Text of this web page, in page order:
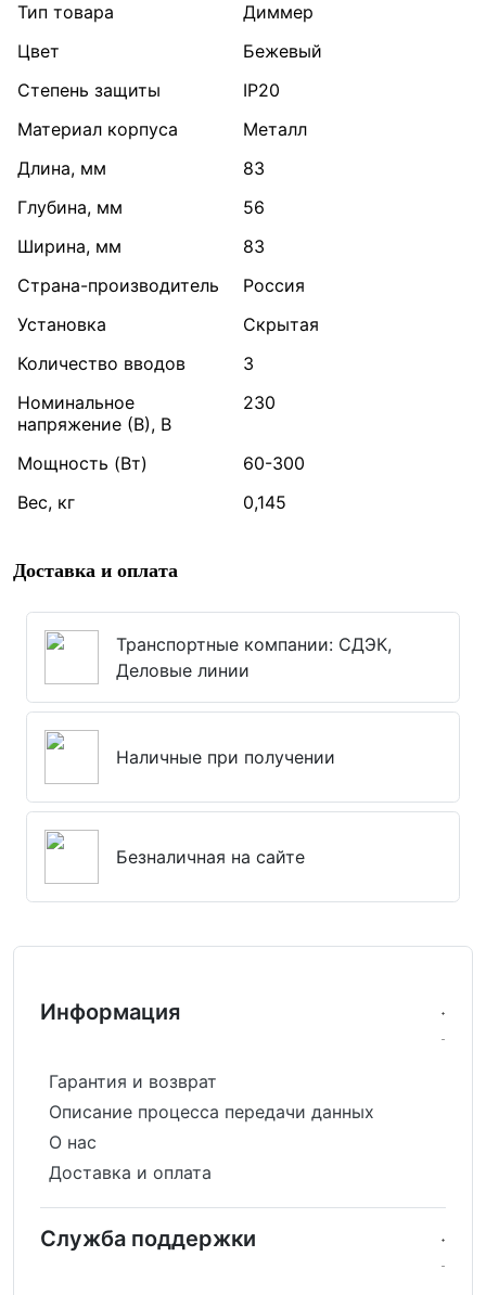
Тип товара
Диммер
Цвет
Бежевый
Степень защиты
IP20
Материал корпуса
Металл
Длина, мм
83
Глубина, мм
56
Ширина, мм
83
Страна-производитель
Россия
Установка
Скрытая
Количество вводов
3
Номинальное
напряжение (В), В
230
Мощность (Вт)
60-300
Вес, кг
0,145
Доставка и оплата
Транспортные компании: СДЭК,
Деловые линии
Наличные при получении
Безналичная на сайте
Информация
Гарантия и возврат
Описание процесса передачи данных
О нас
Доставка и оплата
Служба поддержки